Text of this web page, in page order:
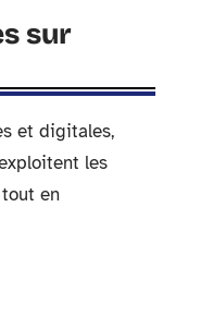
sur
et digitales,
les
en